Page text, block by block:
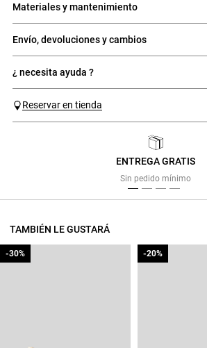
materiales y mantenimiento
envío, devoluciones y cambios
¿ necesita ayuda ?
Reservar en tienda
ENTREGA GRATIS
Sin pedido mínimo
TAMBIÉN LE GUSTARÁ
-30%
-30% -20%
-20%